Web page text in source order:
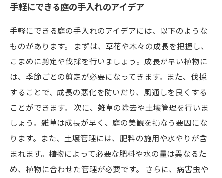
手軽にできる庭の手入れのアイデア
手軽にできる庭の手入れのアイデアには、以下のような
ものがあります。 まずは、草花や木々の成長を把握し、
こまめに剪定や伐採を行いましょう。成長が早い植物に
は、季節ごとの剪定が必要になってきます。また、伐採
することで、成長の悪化を防いだり、風通しを良くする
ことができます。 次に、雑草の除去や土壌管理を行いま
しょう。雑草は成長が早く、庭の美観を損なう要因にな
ります。また、土壌管理には、肥料の施用や水やりが含
まれます。植物によって必要な肥料や水の量は異なるた
め、植物に合わせた管理が必要です。 さらに、病害虫や